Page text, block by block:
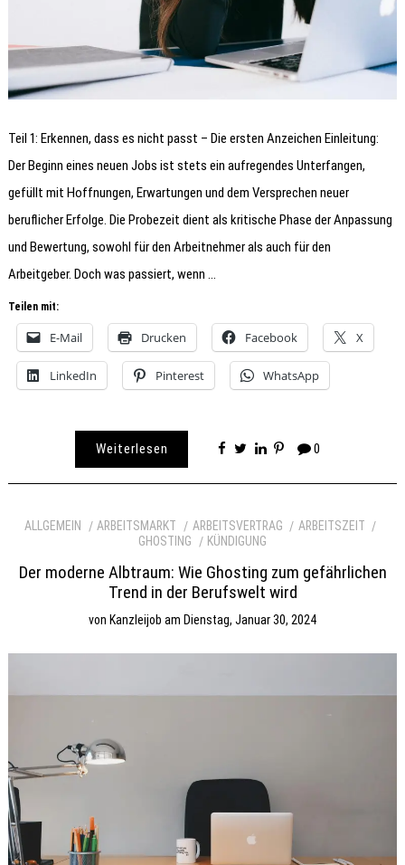
Teil 1: Erkennen, dass es nicht passt – Die ersten Anzeichen Einleitung:
Der Beginn eines neuen Jobs ist stets ein aufregendes Unterfangen,
gefüllt mit Hoffnungen, Erwartungen und dem Versprechen neuer
beruflicher Erfolge. Die Probezeit dient als kritische Phase der Anpassung
und Bewertung, sowohl für den Arbeitnehmer als auch für den
Arbeitgeber. Doch was passiert, wenn …
Teilen mit:
E-Mail Drucken Facebook X
LinkedIn Pinterest WhatsApp
Weiterlesen 0
ALLGEMEIN ARBEITSMARKT ARBEITSVERTRAG
ARBEITSZEIT
GHOSTING
KÜNDIGUNG
Der moderne Albtraum: Wie Ghosting zum gefährlichen
Trend in der Berufswelt wird
von Kanzleijob am Dienstag, Januar 30, 2024